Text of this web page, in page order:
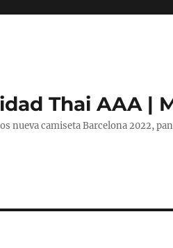
Thai AAA |
nueva camiseta Barcelona 2022,